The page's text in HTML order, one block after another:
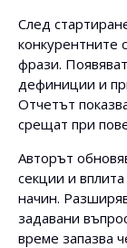
След
конкурентните
фрази.
дефиниции и
Отчетът
срещат при
Авторът
секции и
начин.
задавани
време запазва